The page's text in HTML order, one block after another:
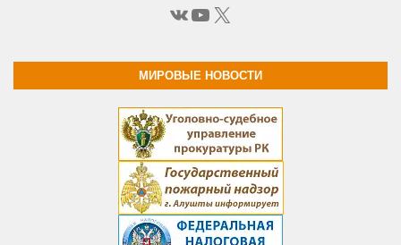
ВКонтакте
YouTube
X
МИРОВЫЕ НОВОСТИ